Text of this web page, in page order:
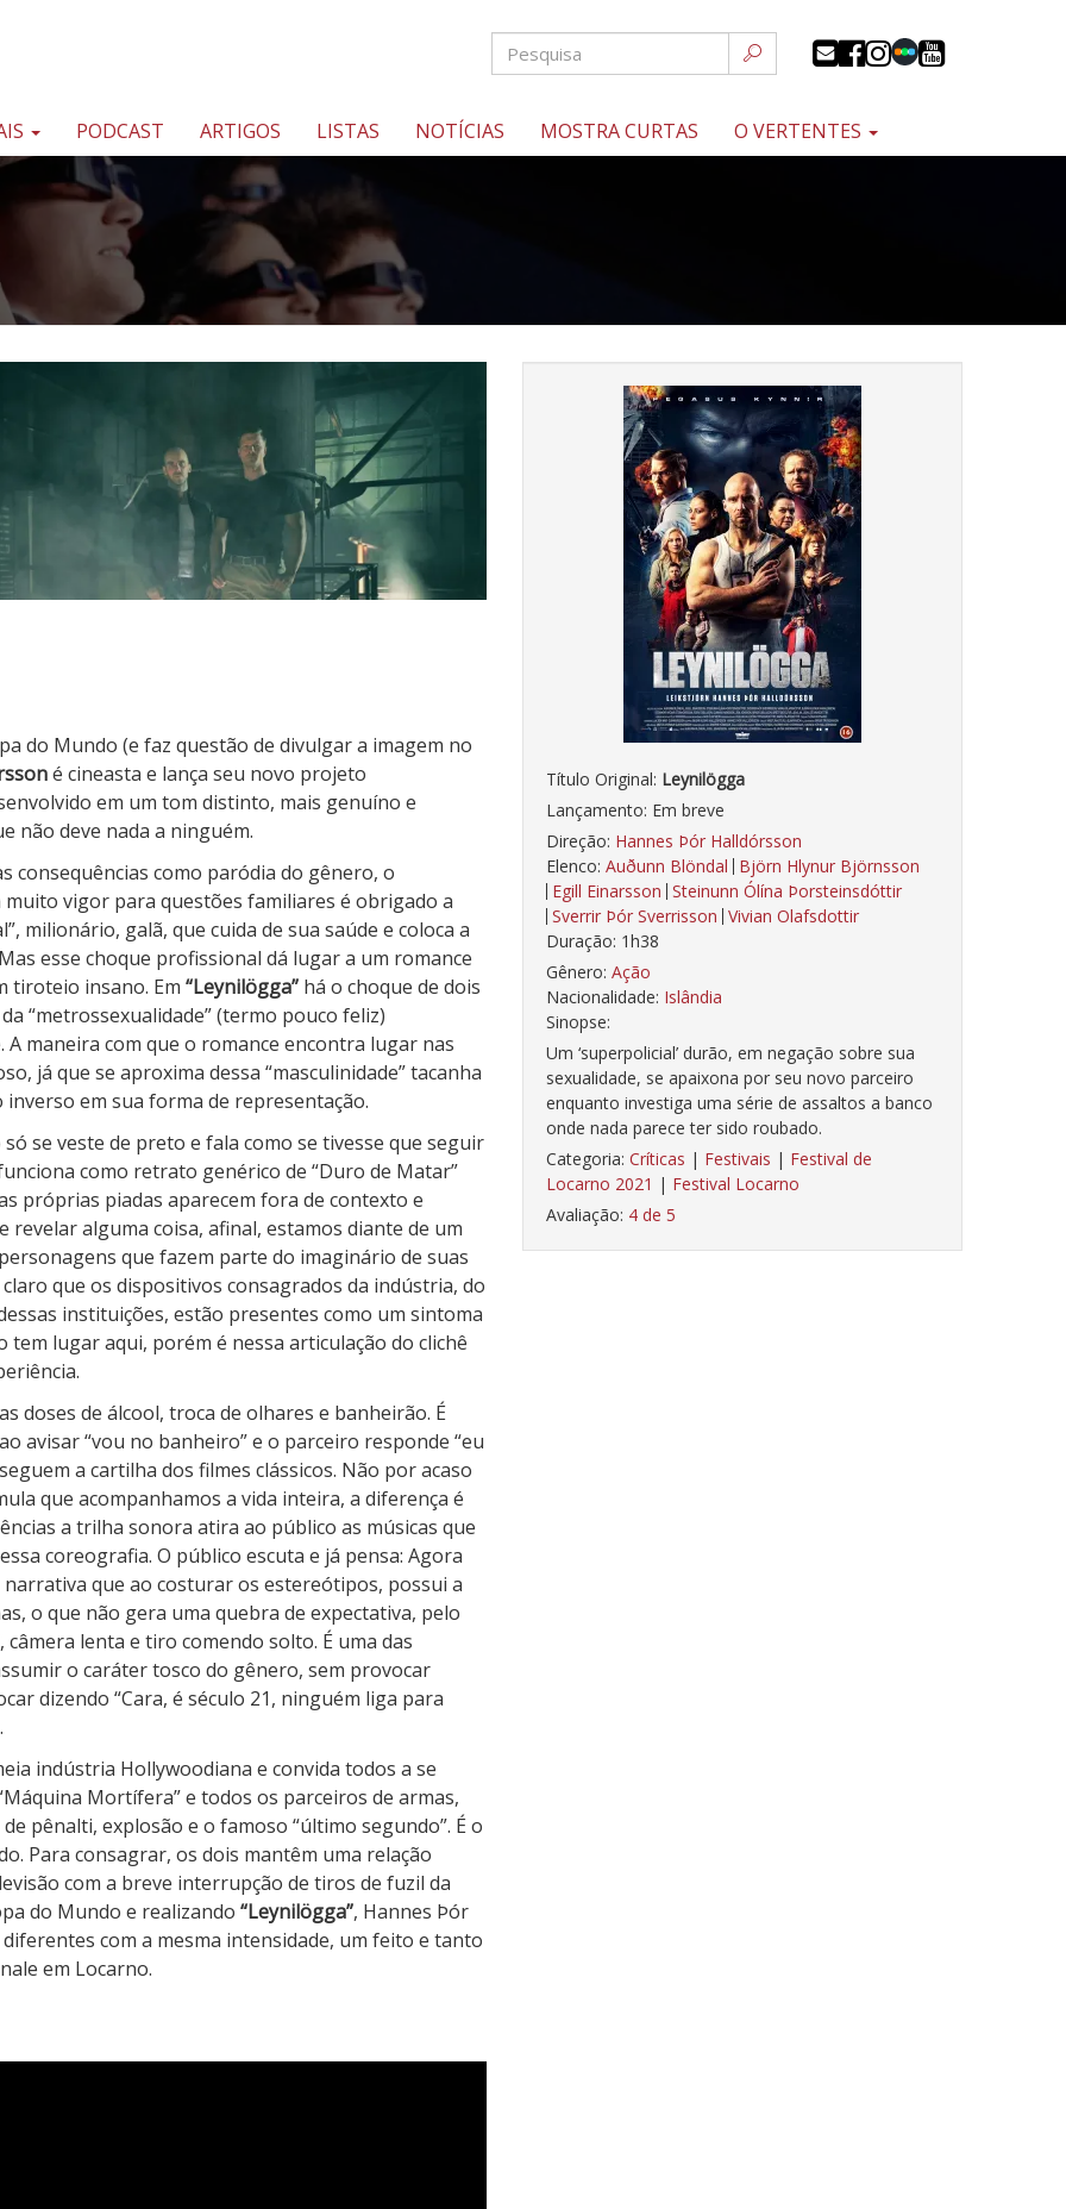
PODCAST ARTIGOS LISTAS NOTÍCIAS MOSTRA CURTAS O VERTENTES
Título Original: Leynilögga
Lançamento: Em breve
Direção: Hannes Þór Halldórsson
Elenco: Auðunn Blöndal Björn Hlynur Björnsson
Egill Einarsson Steinunn Ólína Þorsteinsdóttir
Sverrir Þór Sverrisson Vivian Olafsdottir
Duração: 1h38
Gênero: Ação
Nacionalidade: Islândia
Sinopse:
Um ‘superpolicial’ durão, em negação sobre sua
sexualidade, se apaixona por seu novo parceiro
enquanto investiga uma série de assaltos a banco
onde nada parece ter sido roubado.
Categoria: Críticas | Festivais | Festival de
Locarno 2021 | Festival Locarno
Avaliação: 4 de 5
do Mundo (e faz questão de divulgar a imagem no
é cineasta e lança seu novo projeto
em um tom distinto, mais genuíno e
não deve nada a ninguém.
consequências como paródia do gênero, o
vigor para questões familiares é obrigado a
milionário, galã, que cuida de sua saúde e coloca a
esse choque profissional dá lugar a um romance
tiroteio insano. Em “Leynilögga” há o choque de dois
“metrossexualidade” (termo pouco feliz)
maneira com que o romance encontra lugar nas
já que se aproxima dessa “masculinidade” tacanha
em sua forma de representação.
se veste de preto e fala como se tivesse que seguir
como retrato genérico de “Duro de Matar”
próprias piadas aparecem fora de contexto e
alguma coisa, afinal, estamos diante de um
que fazem parte do imaginário de suas
que os dispositivos consagrados da indústria, do
instituições, estão presentes como um sintoma
tem lugar aqui, porém é nessa articulação do clichê
doses de álcool, troca de olhares e banheirão. É
avisar “vou no banheiro” e o parceiro responde “eu
a cartilha dos filmes clássicos. Não por acaso
que acompanhamos a vida inteira, a diferença é
a trilha sonora atira ao público as músicas que
coreografia. O público escuta e já pensa: Agora
que ao costurar os estereótipos, possui a
o que não gera uma quebra de expectativa, pelo
lenta e tiro comendo solto. É uma das
o caráter tosco do gênero, sem provocar
dizendo “Cara, é século 21, ninguém liga para
indústria Hollywoodiana e convida todos a se
Mortífera” e todos os parceiros de armas,
pênalti, explosão e o famoso “último segundo”. É o
Para consagrar, os dois mantêm uma relação
com a breve interrupção de tiros de fuzil da
do Mundo e realizando “Leynilögga”, Hannes Þór
com a mesma intensidade, um feito e tanto
em Locarno.